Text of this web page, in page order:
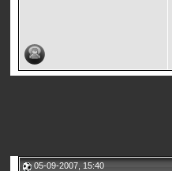
05-09-2007, 15:40